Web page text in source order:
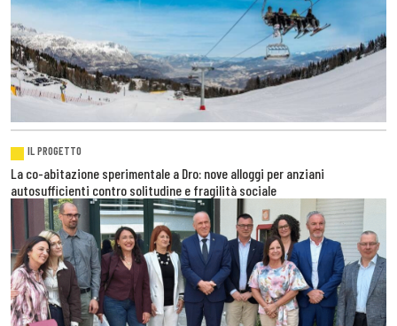
IL PROGETTO
La co-abitazione sperimentale a Dro: nove alloggi per anziani
autosufficienti contro solitudine e fragilità sociale